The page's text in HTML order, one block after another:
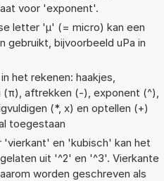
voor 'exponent'.
letter 'µ' (= micro) kan een
gebruikt, bijvoorbeeld uPa in
het rekenen: haakjes,
aftrekken (-), exponent (^),
(*, x) en optellen (+)
toegestaan
'vierkant' en 'kubisch' kan het
uit '^2' en '^3'. Vierkante
worden geschreven als